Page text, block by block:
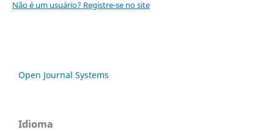
Não é um usuário? Registre-se no site
Open Journal Systems
Idioma